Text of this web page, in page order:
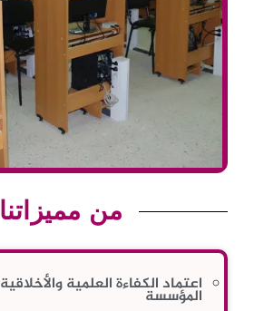
من مميزاتنا
اعتماد الكفاءة العلمية
المؤسسة